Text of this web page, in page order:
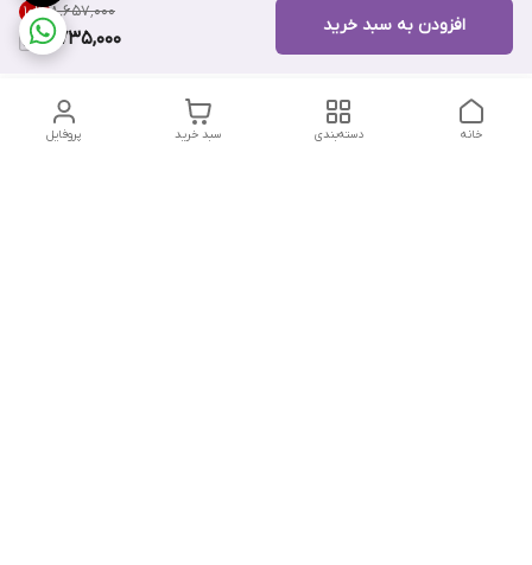
۸٬۶۵۷٬۰۰۰ 10%
7,735,000
افزودن به سبد خرید
پروفایل سبد خرید دسته‌بندی خانه